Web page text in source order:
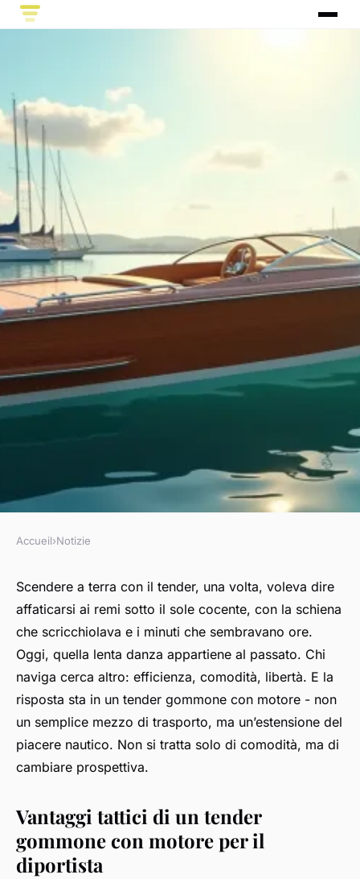
Perché scegliere un tender
gommone con motore per la
tua navigazione
Quirico•18/05/2026 14:36•8 min de lecture
Accueil›Notizie
Scendere a terra con il tender, una volta, voleva dire
affaticarsi ai remi sotto il sole cocente, con la schiena
che scricchiolava e i minuti che sembravano ore.
Oggi, quella lenta danza appartiene al passato. Chi
naviga cerca altro: efficienza, comodità, libertà. E la
risposta sta in un tender gommone con motore - non
un semplice mezzo di trasporto, ma un’estensione del
piacere nautico. Non si tratta solo di comodità, ma di
cambiare prospettiva.
Vantaggi tattici di un tender
gommone con motore per il
diportista